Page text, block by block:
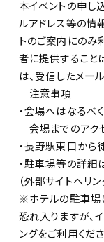
本イベントの申し
ルアドレス等の情
トのご案内にのみ
者に提供すること
は、受信したメー
｜注意事項
・会場へはなるべ
｜会場までのアク
・長野駅東口から
・駐車場等の詳細
（外部サイトへリ
※ホテルの駐車場
恐れ入りますが、
ングをご利用くだ